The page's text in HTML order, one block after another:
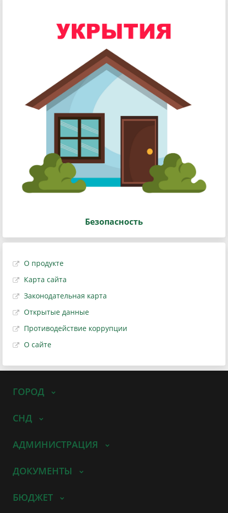
Безопасность
О продукте
Карта сайта
Законодательная карта
Открытые данные
Противодействие коррупции
О сайте
ГОРОД
СНД
АДМИНИСТРАЦИЯ
ДОКУМЕНТЫ
БЮДЖЕТ